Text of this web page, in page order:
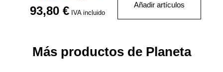
93,80 € IVA incluido
Añadir artículos
Más productos de Planeta